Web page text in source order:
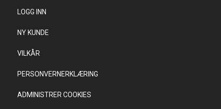
LOGG INN
NY KUNDE
VILKÅR
PERSONVERNERKLÆRING
ADMINISTRER COOKIES